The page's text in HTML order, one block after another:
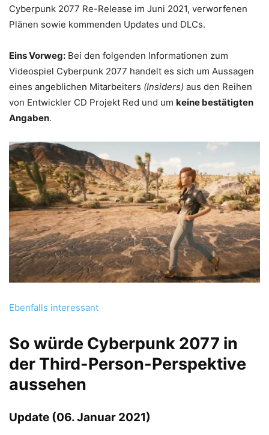
Cyberpunk 2077 Re-Release im Juni 2021, verworfenen
Plänen sowie kommenden Updates und DLCs.
Eins Vorweg: Bei den folgenden Informationen zum
Videospiel Cyberpunk 2077 handelt es sich um Aussagen
eines angeblichen Mitarbeiters (Insiders) aus den Reihen
von Entwickler CD Projekt Red und um keine bestätigten
Angaben.
Ebenfalls interessant
So würde Cyberpunk 2077 in
der Third-Person-Perspektive
aussehen
Update (06. Januar 2021)